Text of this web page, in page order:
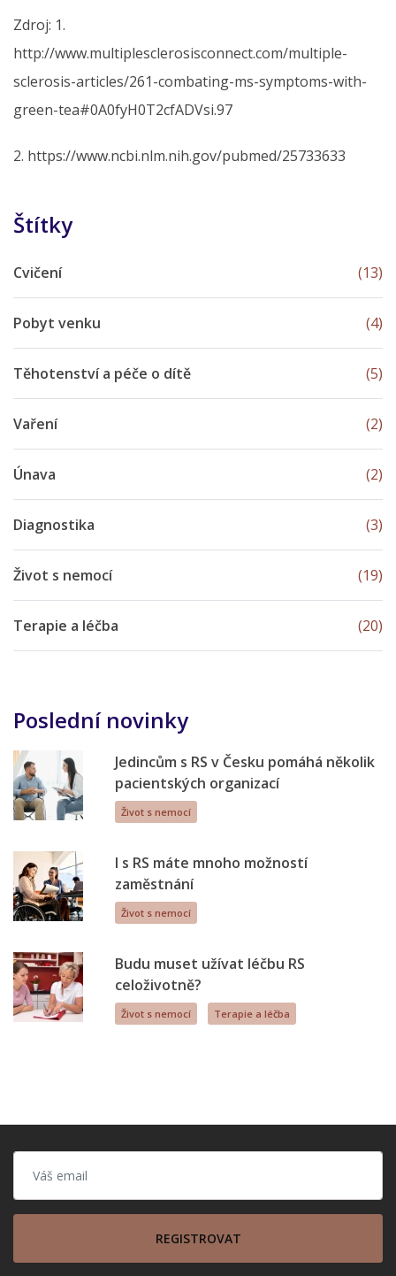
Zdroj: 1.
http://www.multiplesclerosisconnect.com/multiple-
sclerosis-articles/261-combating-ms-symptoms-with-
green-tea#0A0fyH0T2cfADVsi.97
2. https://www.ncbi.nlm.nih.gov/pubmed/25733633
Štítky
Cvičení (13)
Pobyt venku (4)
Těhotenství a péče o dítě (5)
Vaření (2)
Únava (2)
Diagnostika (3)
Život s nemocí (19)
Terapie a léčba (20)
Poslední novinky
Jedincům s RS v Česku pomáhá několik
pacientských organizací
Život s nemocí
I s RS máte mnoho možností
zaměstnání
Život s nemocí
Budu muset užívat léčbu RS
celoživotně?
Život s nemocí Terapie a léčba
REGISTROVAT